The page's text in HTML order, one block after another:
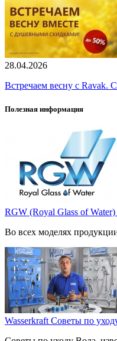
28.04.2026
Встречаем весну с Ravak.
Полезная информация
RGW (Royal Glass of
Во всех моделях
Wasserkraft Советы по